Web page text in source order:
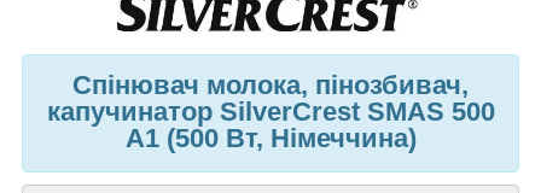
Спінювач молока, пінозбивач,
капучинатор SilverCrest SMAS 500
A1 (500 Вт, Німеччина)